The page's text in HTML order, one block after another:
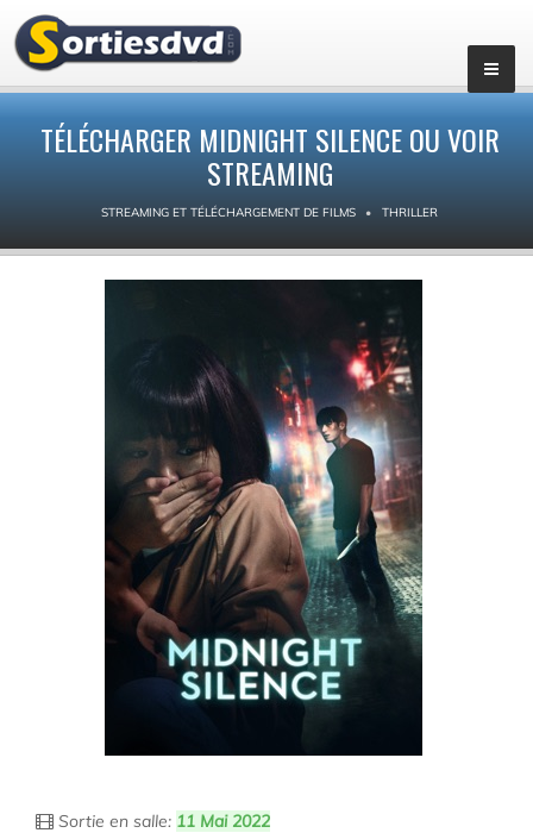
TÉLÉCHARGER MIDNIGHT SILENCE OU VOIR
STREAMING
STREAMING ET TÉLÉCHARGEMENT DE FILMS THRILLER
Sortie en salle: 11 Mai 2022